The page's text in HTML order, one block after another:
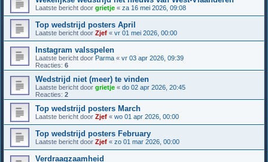
Laatste bericht door grietje « za 16 mei 2026, 09:08
Top wedstrijd posters April
Laatste bericht door Zjef « vr 01 mei 2026, 00:00
Instagram valsspelen
Laatste bericht door Parma « vr 03 apr 2026, 09:39
Reacties: 6
Wedstrijd niet (meer) te vinden
Laatste bericht door grietje « do 02 apr 2026, 20:45
Reacties: 2
Top wedstrijd posters March
Laatste bericht door Zjef « wo 01 apr 2026, 00:00
Top wedstrijd posters February
Laatste bericht door Zjef « zo 01 mar 2026, 00:00
Verdraagzaamheid